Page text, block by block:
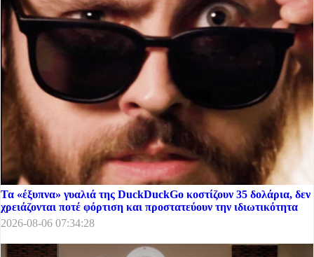
Τα «έξυπνα» γυαλιά της DuckDuckGo κοστίζουν 35 δολάρια, δεν
χρειάζονται ποτέ φόρτιση και προστατεύουν την ιδιωτικότητα
2026-08-06 07:34:28